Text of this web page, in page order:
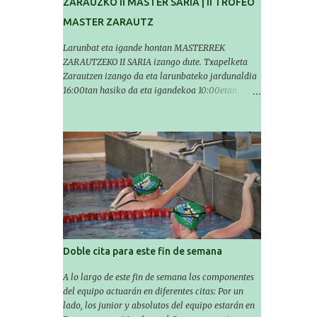
MASTER ZARAUTZ
Larunbat eta igande hontan MASTERREK
ZARAUTZEKO II SARIA izango dute. Txapelketa
Zarautzen izango da eta larunbateko jardunaldia
16:00tan hasiko da eta igandekoa 10:00etan.
kiroldegia). SERIEAK
###################################
# Este sábado y domingo los MASTERS tendrán el
II TROFEO MASTER DE ZARAUTZ. La competición
se celebrará en Zarautz a las 16:00 la jornada del
sabado y a las 10:00 la del domingo. Los/las
nadadores/as tendrán que estar en la piscina a las
14:30 el sabado y a las 8:30 el domingo
(polideportivo Aritzbatalde). SERIES
Doble cita para este fin de semana
A lo largo de este fin de semana los componentes
del equipo actuarán en diferentes citas: Por un
lado, los junior y absolutos del equipo estarán en